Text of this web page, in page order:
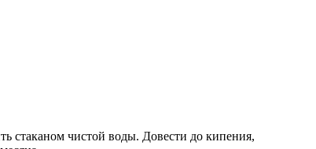
стаканом чистой воды. Довести до кипения,